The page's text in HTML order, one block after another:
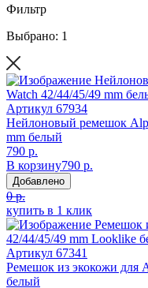
Фильтр
Выбрано: 1
Артикул 67934
Нейлоновый ремешок
mm белый
790 р.
В корзину790 р.
Добавлено
0 р.
купить в 1 клик
Артикул 67341
Ремешок из экокожи для
белый